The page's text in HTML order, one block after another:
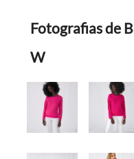
Fotografias de
W